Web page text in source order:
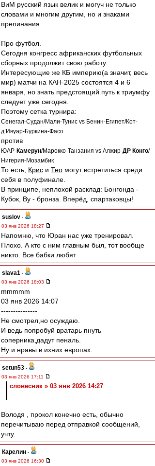
ВиМ русский язык велик и могуч не только
словами и многим другим, но и знаками
препинания.
Про футбол.
Сегодня конгресс африканских футбольных
сборных продолжит свою работу.
Интересующие же КБ империю(а значит, весь
мир) матчи на КАН-2025 состоятся 4 и 6
января, но знать предстоящий путь к триумфу
следует уже сегодня.
Поэтому сетка турнира:
Сенегал-Судан/Мали-Тунис vs Бенин-Египет/Кот-
д’Ивуар-Буркина-Фасо
против
ЮАР-Камерун/Марокко-Танзания vs Алжир-ДР Конго/
Нигерия-Мозамбик
То есть, Крис и Тео могут встретиться среди
себя в полуфинале.
В принципе, неплохой расклад: Бонгонда -
Кубок, Ву - бронза. Вперёд, спартаковцы!
suslov -
03 янв 2026 18:27
Напомню, что Юран нас уже тренировал.
Плохо. А кто с ним главным был, тот вообще
никто. Все бабки любят
slava1 -
03 янв 2026 18:03
mmmmm
03 янв 2026 14:07
---------------
Не смотрел,но осуждаю.
И ведь попробуй вратарь пнуть
соперника,дадут пеналь.
Ну и нравы в ихних европах.
setun53 -
03 янв 2026 17:11
словесник » 03 янв 2026 14:27
Володя , прокол конечно есть, обычно
перечитываю перед отправкой сообщений,
учту.
Карелин -
03 янв 2026 16:30